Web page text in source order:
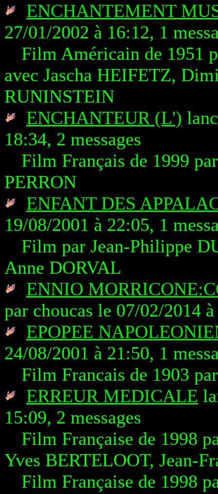
ENCHANTEMENT
27/01/2002 à 16:12, 1
Film Américain de 1951
avec Jascha HEIFETZ,
RUNINSTEIN
ENCHANTEUR (L')
18:34, 2 messages
Film Français de 1999
PERRON
ENFANT DES
19/08/2001 à 22:05, 1
Film par Jean-Philippe
Anne DORVAL
ENNIO
par choucas le 07/02/2014
EPOPEE
24/08/2001 à 21:50, 1
Film Francais de 1903
ERREUR MEDICALE
15:09, 2 messages
Film Française de 1998
Yves BERTELOOT, Jean-
Film Française de 1998